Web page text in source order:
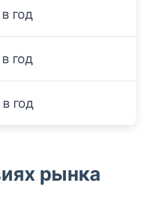
год
год
год
рынка